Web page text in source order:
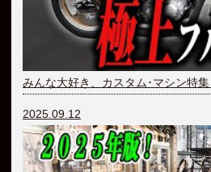
みんな大好き、カスタム･マシン特
2025.09.12